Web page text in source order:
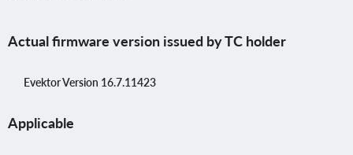
Actual firmware version issued by TC holder
Evektor Version 16.7.11423
Applicable